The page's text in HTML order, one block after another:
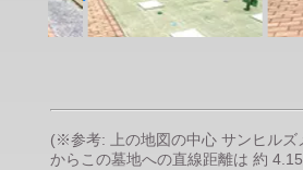
(※参考: 上の地図の中心 サンヒルズ
からこの墓地への直線距離は 約